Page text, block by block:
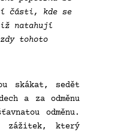
části, kde se
natahují
tohoto
skákat, sedět
a za odměnu
odměnu.
zážitek, který